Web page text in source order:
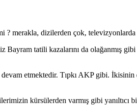
? merakla, dizilerden çok,
tatili kazalarını da olağanmış gibi
etmektedir. Tıpkı AKP gibi.
kürsülerden varmış gibi